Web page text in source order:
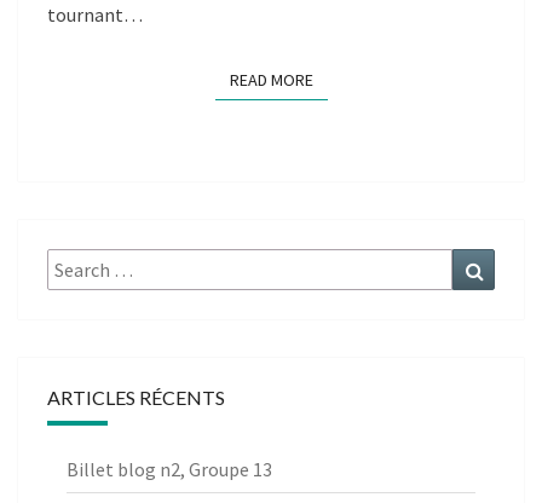
tournant…
READ MOREREAD MORE
Search
for:
ARTICLES RÉCENTS
Billet blog n2, Groupe 13